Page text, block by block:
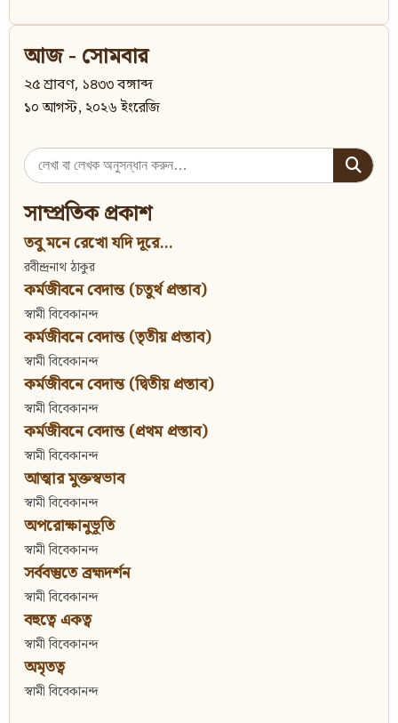
আজ - সোমবার
২৫ শ্রাবণ, ১৪৩৩ বঙ্গাব্দ
১০ আগস্ট, ২০২৬ ইংরেজি
Search
for:
সাম্প্রতিক প্রকাশ
তবু মনে রেখো যদি দূরে...
রবীন্দ্রনাথ ঠাকুর
কর্মজীবনে বেদান্ত (চতুর্থ প্রস্তাব)
স্বামী বিবেকানন্দ
কর্মজীবনে বেদান্ত (তৃতীয় প্রস্তাব)
স্বামী বিবেকানন্দ
কর্মজীবনে বেদান্ত (দ্বিতীয় প্রস্তাব)
স্বামী বিবেকানন্দ
কর্মজীবনে বেদান্ত (প্রথম প্রস্তাব)
স্বামী বিবেকানন্দ
আত্মার মুক্তস্বভাব
স্বামী বিবেকানন্দ
অপরোক্ষানুভূতি
স্বামী বিবেকানন্দ
সর্ববস্তুতে ব্রহ্মদর্শন
স্বামী বিবেকানন্দ
বহুত্বে একত্ব
স্বামী বিবেকানন্দ
অমৃতত্ব
স্বামী বিবেকানন্দ